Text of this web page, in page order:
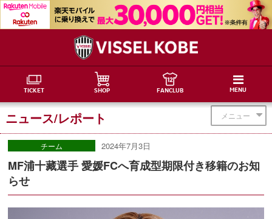
TICKET SHOP FANCLUB MENU
メニュー
ニュース/レポート
チーム 2024年7月3日
MF浦十藏選手 愛媛FCへ育成型期限付き移籍のお知
らせ